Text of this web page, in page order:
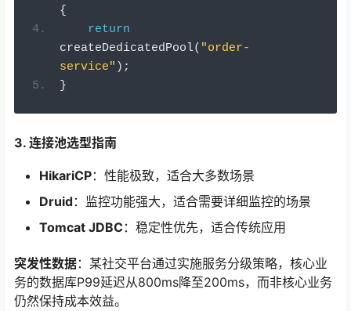
{
return
createDedicatedPool( "order-
service" );
}
3. 连接池选型指南
HikariCP：性能极致，适合大多数场景
Druid：监控功能强大，适合需要详细监控的场景
Tomcat JDBC：稳定性优先，适合传统应用
突发性数据：某社交平台通过实施服务分级策略，核心业
务的数据库P99延迟从800ms降至200ms，而非核心业务
仍然保持成本效益。